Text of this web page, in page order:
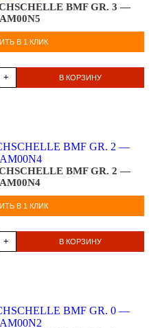
BMF GR. 3 —
В 1 КЛИК
+ В КОРЗИНУ
BMF GR. 2 —
В 1 КЛИК
+ В КОРЗИНУ